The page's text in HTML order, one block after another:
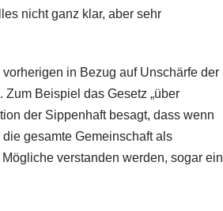
nicht ganz klar, aber sehr
in Bezug auf Unschärfe der
Beispiel das Gesetz „über
der Sippenhaft besagt, dass wenn
gesamte Gemeinschaft als
verstanden werden, sogar ein